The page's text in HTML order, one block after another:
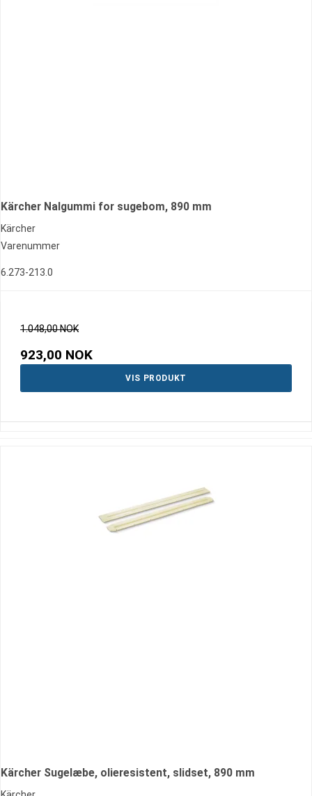
Kärcher Nalgummi for sugebom, 890 mm
Kärcher
Varenummer
6.273-213.0
1.048,00 NOK
923,00 NOK
VIS PRODUKT
Kärcher Sugelæbe, olieresistent, slidset, 890 mm